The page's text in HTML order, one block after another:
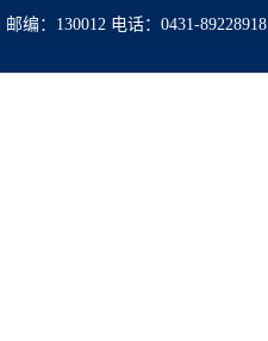
编：130012 电话：0431-89228918